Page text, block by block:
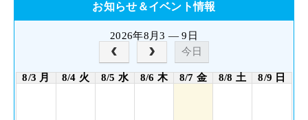
お知らせ＆イベント情報
2026年8月3 — 9日
今日
8/3 月 8/4 火 8/5 水 8/6 木 8/7 金 8/8 土 8/9 日